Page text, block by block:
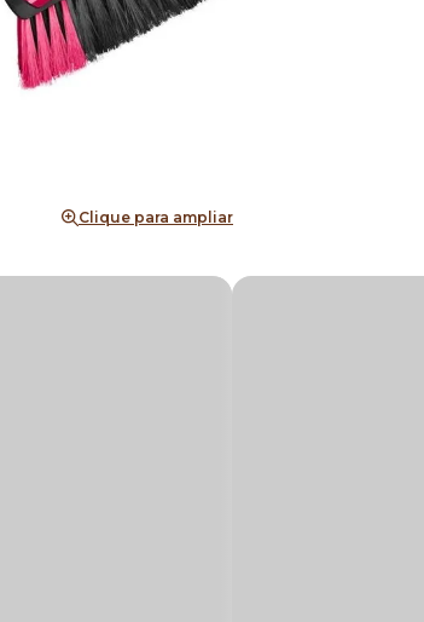
Clique para ampliar